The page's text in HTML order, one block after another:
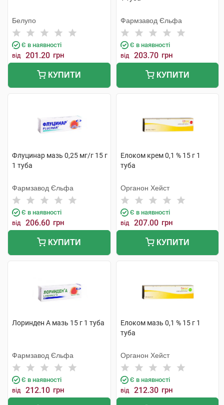
Белупо
Є в наявності
від 201.20 грн
КУПИТИ
Фармзавод Єльфа
Є в наявності
від 203.70 грн
КУПИТИ
Флуцинар мазь 0,25 мг/г 15 г
1 туба
Фармзавод Єльфа
Є в наявності
від 206.60 грн
КУПИТИ
Елоком крем 0,1 % 15 г 1
туба
Органон Хейст
Є в наявності
від 207.00 грн
КУПИТИ
Лоринден А мазь 15 г 1 туба
Фармзавод Єльфа
Є в наявності
від 212.10 грн
Елоком мазь 0,1 % 15 г 1
туба
Органон Хейст
Є в наявності
від 212.30 грн